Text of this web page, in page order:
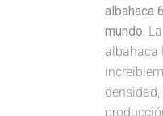
albahaca
mundo.
albahaca